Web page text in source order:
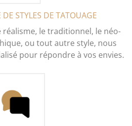
STYLES DE TATOUAGE
réalisme, le traditionnel, le néo-
ou tout autre style, nous
pour répondre à vos envies.